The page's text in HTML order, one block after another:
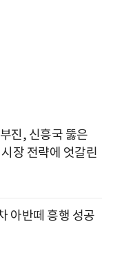
진, 신흥국 뚫은
장 전략에 엇갈린
아반떼 흥행 성공